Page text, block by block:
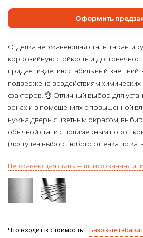
Оформить
Отделка нержавеющая сталь:
коррозийную стойкость и
придает изделию стабильный внешний
подвержена воздействиям
факторов. 👌 Отличный выбор для
зонах и в помещениях с повышенной
нужна дверь с цветным окрасом,
обычной стали с полимерным
(доступен выбор любого оттенка по
Нержавеющая сталь — шлифованная
Что входит в стоимость Базовые